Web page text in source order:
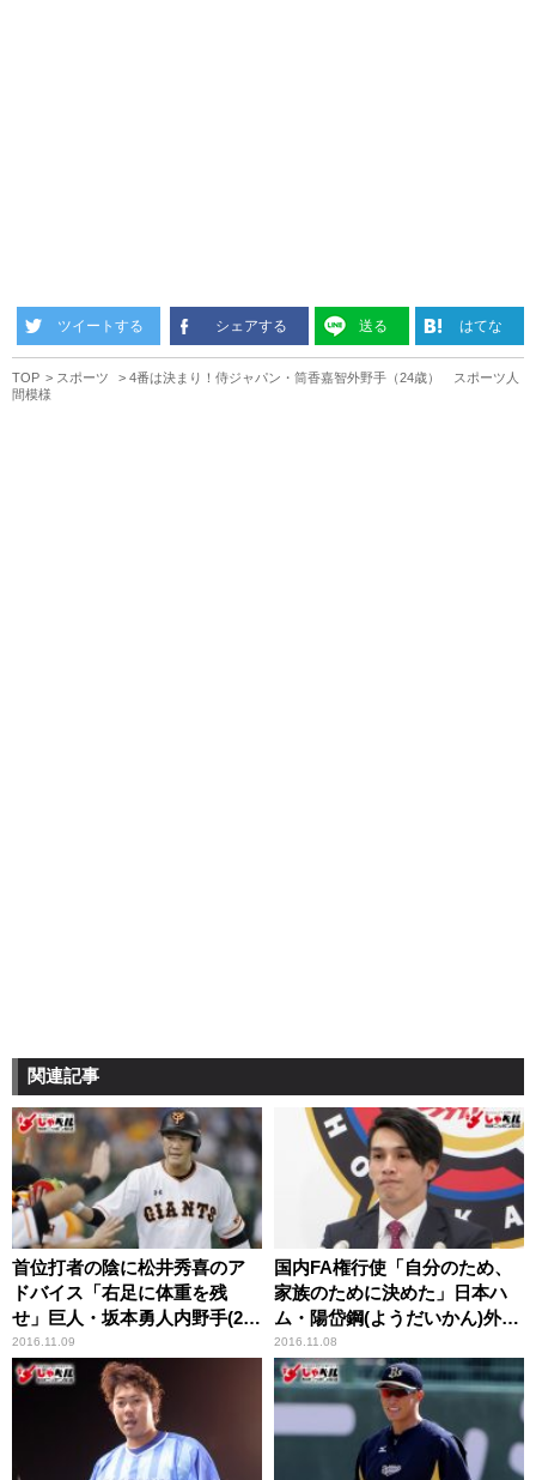
ツイートする シェアする 送る はてな
TOP スポーツ
4番は決まり！侍ジャパン・筒香嘉智外野手（24歳） スポーツ人
間模様
関連記事
首位打者の陰に松井秀喜のア
ドバイス「右足に体重を残
せ」巨人・坂本勇人内野手(27
歳) スポーツ人間模様
2016.11.09
国内FA権行使「自分のため、
家族のために決めた」日本ハ
ム・陽岱鋼(ようだいかん)外野
手(29歳) スポーツ人間模様
2016.11.08